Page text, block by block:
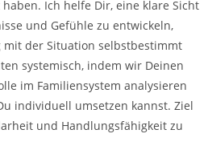
Ich helfe Dir, eine klare Sicht
und Gefühle zu entwickeln,
mit der Situation selbstbestimmt
systemisch, indem wir Deinen
im Familiensystem analysieren
individuell umsetzen kannst. Ziel
und Handlungsfähigkeit zu